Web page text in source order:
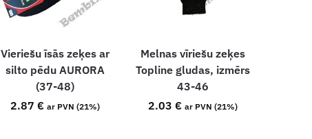
Vieriešu īsās zeķes ar
silto pēdu AURORA
(37-48)
2.87 € ar PVN (21%)
Melnas vīriešu zeķes
Topline gludas, izmērs
43-46
2.03 € ar PVN (21%)